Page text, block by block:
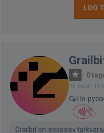
LOO
· 0
Oli saidil: 11
По-
Grailbit on iseseisev